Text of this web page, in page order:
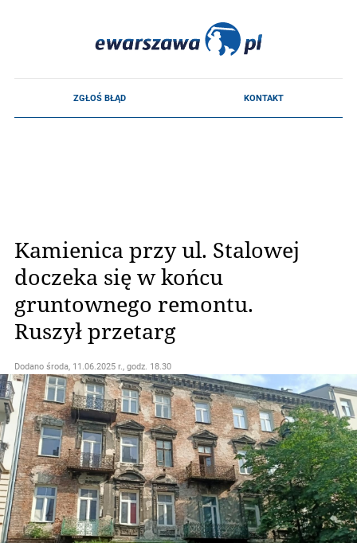
Kamienica przy ul. Stalowej
doczeka się w końcu
gruntownego remontu.
Ruszył przetarg
Dodano środa, 11.06.2025 r., godz. 18.30